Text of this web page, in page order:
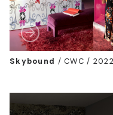
Skybound /CWC / 2022